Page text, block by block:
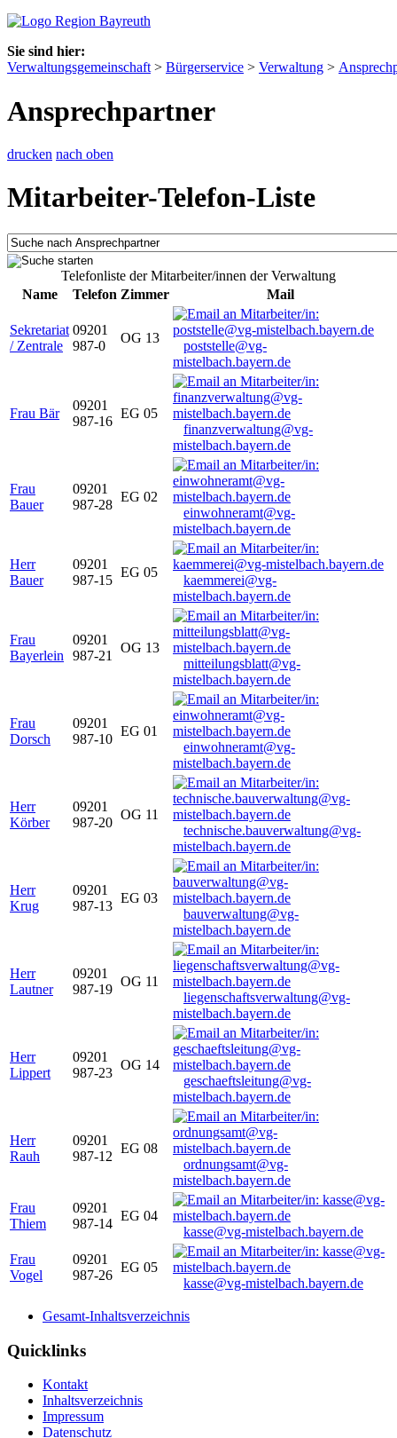
Sie sind hier:
Verwaltungsgemeinschaft > Bürgerservice > Verwaltung >
Ansprechpartner
drucken nach oben
Mitarbeiter-Telefon-Liste
Telefonliste der Mitarbeiter/innen der Verwaltung
Name
Telefon Zimmer Mail
Sekretariat
/ Zentrale
09201
987-0
OG 13
poststelle@vg-
mistelbach.bayern.de
Frau Bär
09201
987-16
EG 05
finanzverwaltung@vg-
mistelbach.bayern.de
Frau
Bauer
09201
987-28
EG 02
einwohneramt@vg-
mistelbach.bayern.de
Herr
Bauer
09201
987-15
EG 05
kaemmerei@vg-
mistelbach.bayern.de
Frau
Bayerlein
09201
987-21
OG 13
mitteilungsblatt@vg-
mistelbach.bayern.de
Frau
Dorsch
09201
987-10
EG 01
einwohneramt@vg-
mistelbach.bayern.de
Herr
Körber
09201
987-20
OG 11
technische.bauverwaltung@vg-
mistelbach.bayern.de
Herr
Krug
09201
987-13
EG 03
bauverwaltung@vg-
mistelbach.bayern.de
Herr
Lautner
09201
987-19
OG 11
liegenschaftsverwaltung@vg-
mistelbach.bayern.de
Herr
Lippert
09201
987-23
OG 14
geschaeftsleitung@vg-
mistelbach.bayern.de
Herr
Rauh
09201
987-12
EG 08
ordnungsamt@vg-
mistelbach.bayern.de
Frau
Thiem
09201
987-14
EG 04
kasse@vg-mistelbach.bayern.de
Frau
Vogel
09201
987-26
EG 05
kasse@vg-mistelbach.bayern.de
Gesamt-Inhaltsverzeichnis
Quicklinks
Kontakt
Inhaltsverzeichnis
Impressum
Datenschutz